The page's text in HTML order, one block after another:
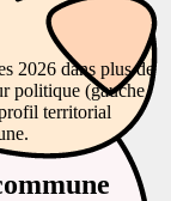
2026 dans plus de
politique (gauche,
territorial